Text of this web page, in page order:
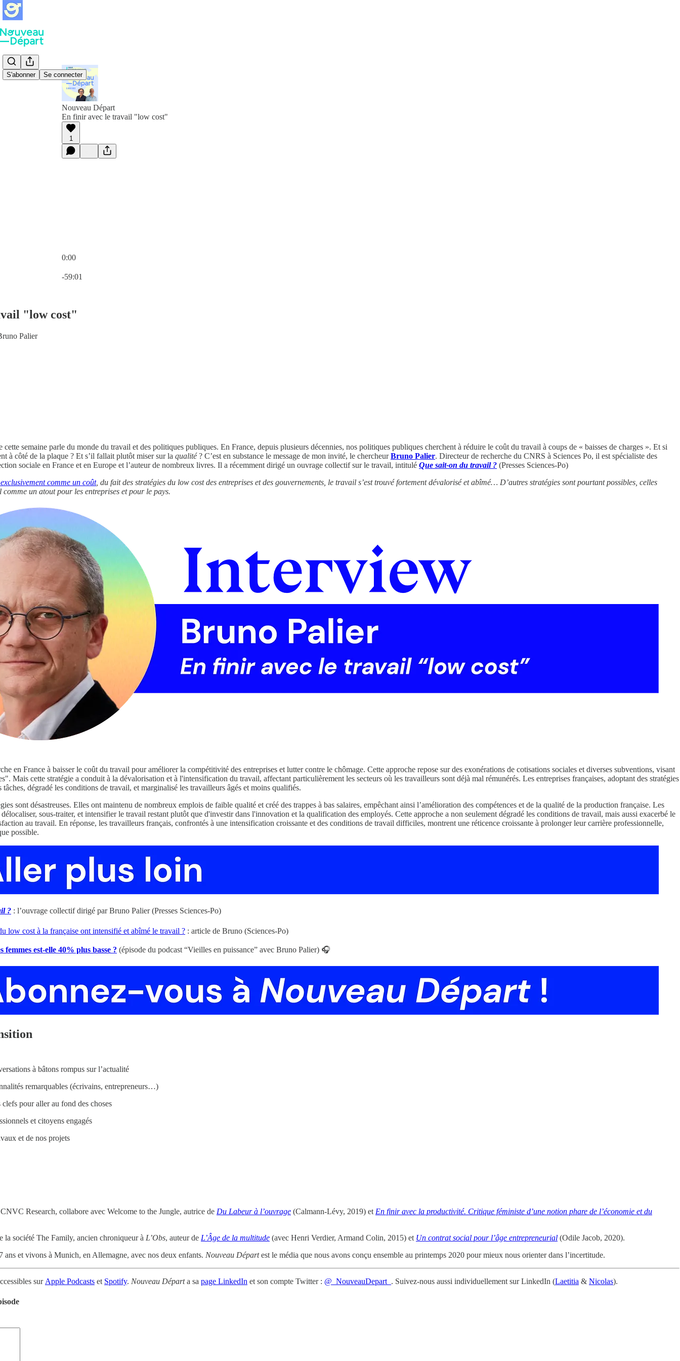
S'abonner Se connecter
Nouveau Départ
En finir avec le travail "low cost"
1
0:00
-59:01
"low cost"
Palier
cette semaine parle du monde du travail et des politiques publiques. En France, depuis plusieurs décennies, nos politiques publiques cherchent à réduire le coût du travail à coups de « baisses de charges ». Et si
à côté de la plaque ? Et s’il fallait plutôt miser sur la qualité? C’est en substance le message de mon invité, le chercheurBruno Palier. Directeur de recherche du CNRS à Sciences Po, il est spécialiste des
sociale en France et en Europe et l’auteur de nombreux livres. Il a récemment dirigé un ouvrage collectif sur le travail, intitulé Que sait-on du travail ? (Presses Sciences-Po)
comme un coût, du fait des stratégies du low cost des entreprises et des gouvernements, le travail s’est trouvé fortement dévalorisé et abîmé… D’autres stratégies sont pourtant possibles, celles
un atout pour les entreprises et pour le pays.
en France à baisser le coût du travail pour améliorer la compétitivité des entreprises et lutter contre le chômage. Cette approche repose sur des exonérations de cotisations sociales et diverses subventions, visant
Mais cette stratégie a conduit à la dévalorisation et à l'intensification du travail, affectant particulièrement les secteurs où les travailleurs sont déjà mal rémunérés. Les entreprises françaises, adoptant des stratégies
dégradé les conditions de travail, et marginalisé les travailleurs âgés et moins qualifiés.
sont désastreuses. Elles ont maintenu de nombreux emplois de faible qualité et créé des trappes à bas salaires, empêchant ainsi l’amélioration des compétences et de la qualité de la production française. Les
sous-traiter, et intensifier le travail restant plutôt que d'investir dans l'innovation et la qualification des employés. Cette approche a non seulement dégradé les conditions de travail, mais aussi exacerbé le
au travail. En réponse, les travailleurs français, confrontés à une intensification croissante et des conditions de travail difficiles, montrent une réticence croissante à prolonger leur carrière professionnelle,
possible.
? : l’ouvrage collectif dirigé par Bruno Palier (Presses Sciences-Po)
low cost à la française ont intensifié et abîmé le travail ? : article de Bruno (Sciences-Po)
est-elle 40% plus basse ? (épisode du podcast “Vieilles en puissance” avec Bruno Palier) 🎧
à bâtons rompus sur l’actualité
remarquables (écrivains, entrepreneurs…)
pour aller au fond des choses
et citoyens engagés
et de nos projets
Research, collabore avec Welcome to the Jungle, autrice de Du Labeur à l’ouvrage (Calmann-Lévy, 2019) etEn finir avec la productivité. Critique féministe d’une notion phare de l’économie et du
la société The Family, ancien chroniqueur à L’Obs, auteur de L’Âge de la multitude (avec Henri Verdier, Armand Colin, 2015) et Un contrat social pour l’âge entrepreneurial (Odile Jacob, 2020).
ans et vivons à Munich, en Allemagne, avec nos deux enfants. Nouveau Départest le média que nous avons conçu ensemble au printemps 2020 pour mieux nous orienter dans l’incertitude.
surApple Podcasts et Spotify. Nouveau Départa sa page LinkedIn et son compte Twitter : @_NouveauDepart_ . Suivez-nous aussi individuellement sur LinkedIn (Laetitia & Nicolas).